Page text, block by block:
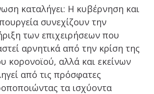
καταλήγει: Η κυβέρνηση και
συνεχίζουν την
των επιχειρήσεων που
αρνητικά από την κρίση της
κορονοϊού, αλλά και εκείνων
από τις πρόσφατες
τα ισχύοντα